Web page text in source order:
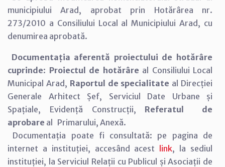
municipiului Arad, aprobat prin Hotărârea nr.
273/2010 a Consiliului Local al Municipiului Arad, cu
denumirea aprobată.
Documentația aferentă proiectului de hotărâre
cuprinde: Proiectul de hotărâre al Consiliului Local
Municipal Arad, Raportul de specialitate al Direcției
Generale Arhitect Șef, Serviciul Date Urbane și
Spațiale, Evidență Construcții, Referatul de
aprobare al Primarului, Anexă.
Documentația poate fi consultată: pe pagina de
internet a instituției, accesând acest link, la sediul
instituției, la Serviciul Relații cu Publicul și Asociații de